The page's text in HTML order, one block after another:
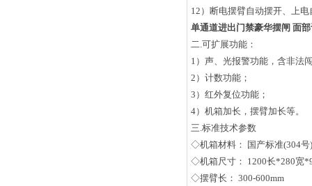
12）断电摆臂自动摆开、上
单通道进出门禁豪华摆闸 面
二.可扩展功能：
1）声、光报警功能，含非法
2）计数功能；
3）红外复位功能；
4）机箱加长，摆臂加长等。
三.标准技术参数
◇机箱材料： 国产标准(304号
◇机箱尺寸： 1200长*280宽
◇摆臂长： 300-600mm